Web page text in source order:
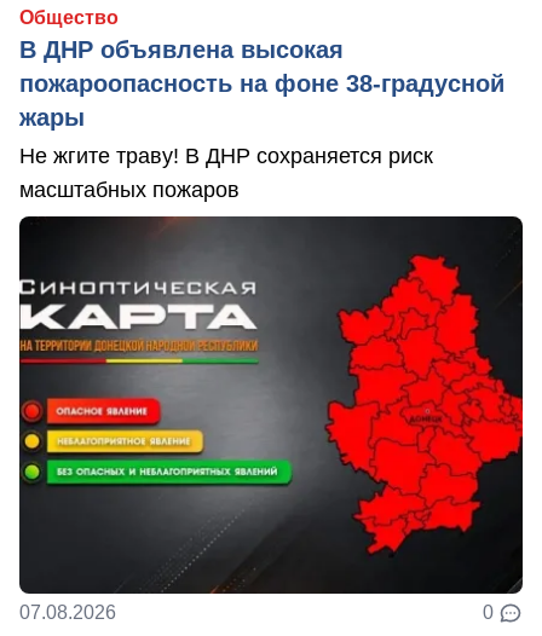
Общество
В ДНР объявлена высокая
пожароопасность на фоне 38-градусной
жары
Не жгите траву! В ДНР сохраняется риск
масштабных пожаров
07.08.2026 0